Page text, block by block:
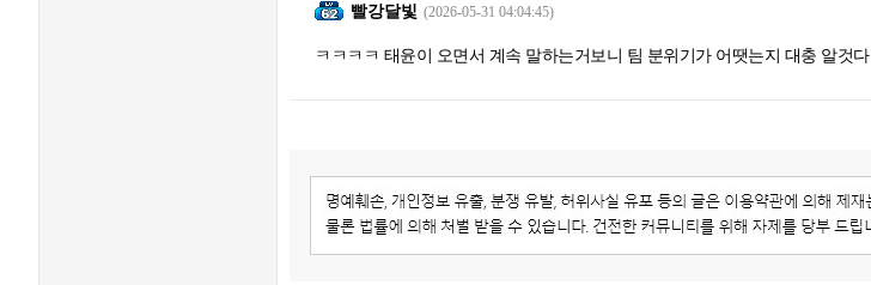
빨강달빛 (2026-05-31 04:04:45)
ㅋㅋㅋㅋ 태윤이 오면서 계속 말하는거보니 팀 분위기가 어땟는지 대충 알것다